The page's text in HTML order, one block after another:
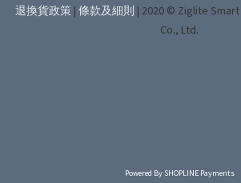
退換貨政策 | 條款及細則 | 2020 © Ziglite
Co., Ltd.
Powered By SHOPLINE Payments